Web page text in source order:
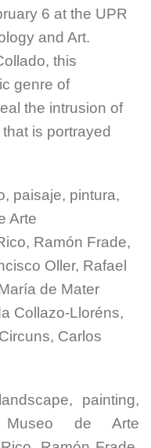
6 at the UPR
and Art.
this
genre of
the intrusion of
is portrayed
paisaje, pintura,
Arte
Ramón Frade,
Oller, Rafael
de Mater
Collazo-Lloréns,
Carlos
painting,
de Arte